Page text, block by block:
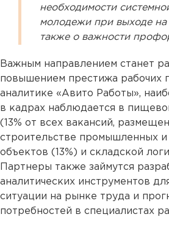
необходимости
молодежи при выходе на
также о важности
Важным направлением станет
повышением престижа рабочих
аналитике «Авито Работы»,
в кадрах наблюдается в
(13% от всех вакансий,
строительстве промышленных
объектов (13%) и складской
Партнеры также займутся
аналитических инструментов
ситуации на рынке труда и
потребностей в специалистах